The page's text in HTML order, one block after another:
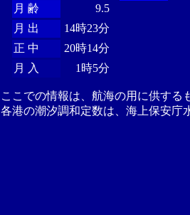
月 齢
9.5
月 出
14時23分
正 中
20時14分
月 入
1時5分
ここでの情報は、航海の用に供する
各港の潮汐調和定数は、海上保安庁